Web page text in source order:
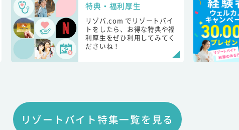
特典・福利厚生
リゾバ.com でリゾートバイ
トをしたら、お得な特典や福
利厚生をぜひ利用してみてく
ださいね！
リゾートバイト特集一覧を見る